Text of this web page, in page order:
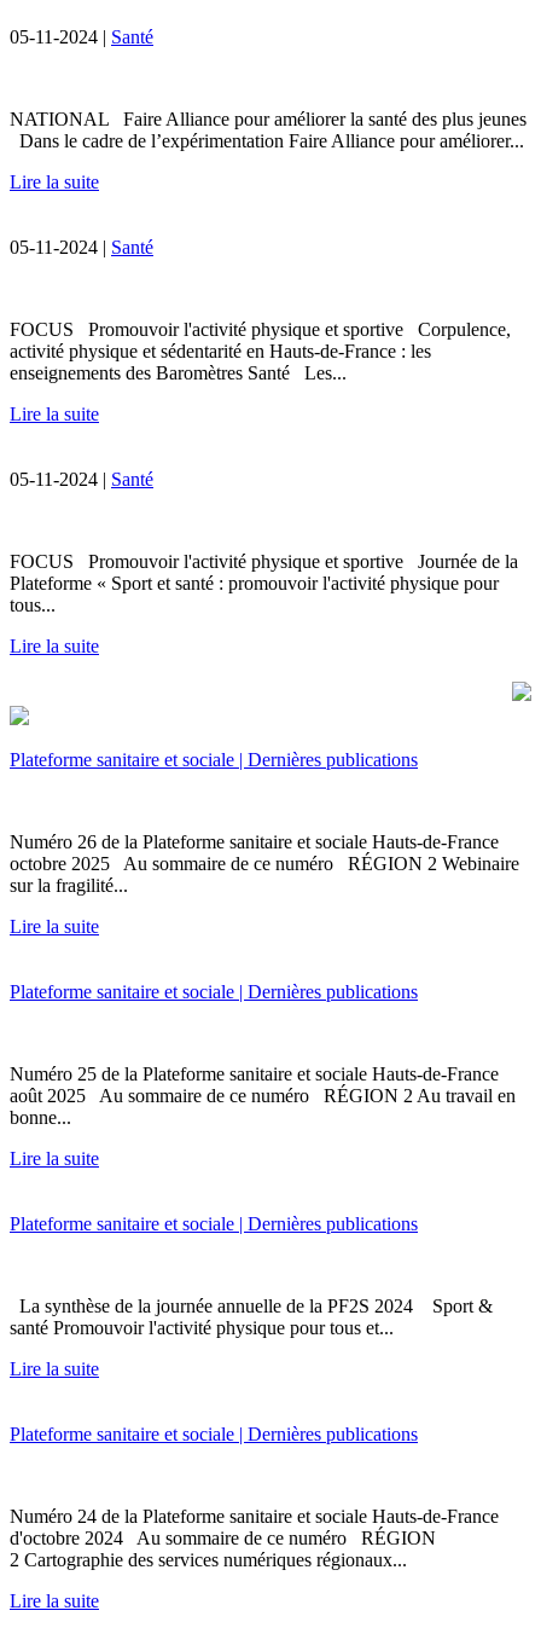
05-11-2024 | Santé
NATIONAL Faire Alliance pour améliorer la santé des plus jeunes
Dans le cadre de l’expérimentation Faire Alliance pour améliorer...
Lire la suite
05-11-2024 | Santé
FOCUS Promouvoir l'activité physique et sportive Corpulence,
activité physique et sédentarité en Hauts-de-France : les
enseignements des Baromètres Santé Les...
Lire la suite
05-11-2024 | Santé
FOCUS Promouvoir l'activité physique et sportive Journée de la
Plateforme « Sport et santé : promouvoir l'activité physique pour
tous...
Lire la suite
Plateforme sanitaire et sociale | Dernières publications
Numéro 26 de la Plateforme sanitaire et sociale Hauts-de-France
octobre 2025 Au sommaire de ce numéro RÉGION 2 Webinaire
sur la fragilité...
Lire la suite
Plateforme sanitaire et sociale | Dernières publications
Numéro 25 de la Plateforme sanitaire et sociale Hauts-de-France
août 2025 Au sommaire de ce numéro RÉGION 2 Au travail en
bonne...
Lire la suite
Plateforme sanitaire et sociale | Dernières publications
La synthèse de la journée annuelle de la PF2S 2024 Sport &
santé Promouvoir l'activité physique pour tous et...
Lire la suite
Plateforme sanitaire et sociale | Dernières publications
Numéro 24 de la Plateforme sanitaire et sociale Hauts-de-France
d'octobre 2024 Au sommaire de ce numéro RÉGION
2 Cartographie des services numériques régionaux...
Lire la suite